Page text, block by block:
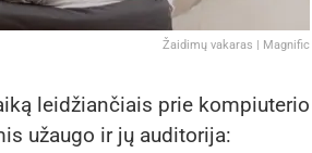
Žaidimų vakaras | Magnific
leidžiančiais prie kompiuterio
užaugo ir jų auditorija: